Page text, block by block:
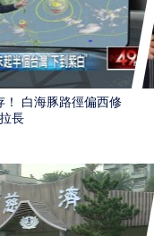
！ 白海豚路徑偏西修
長